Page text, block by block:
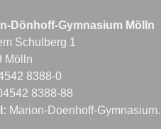
Dönhoff-Gymnasium Mölln
Schulberg 1
Mölln
8388-0
8388-88
Marion-Doenhoff-